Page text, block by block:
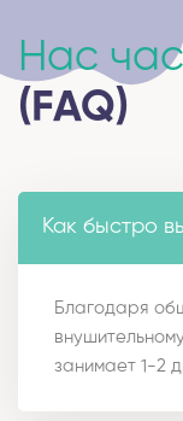
Нас
(FAQ)
Как быстро
Благодаря
занимает 1-2